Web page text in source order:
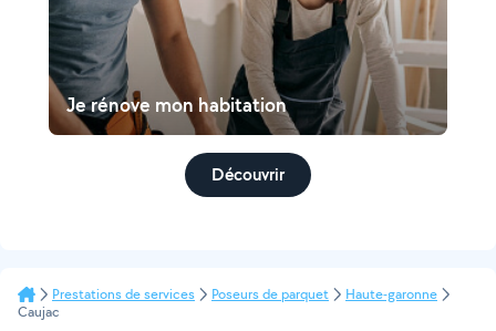
Je rénove mon habitation
Découvrir
Prestations de services Poseurs de parquet
Haute-garonne
Caujac